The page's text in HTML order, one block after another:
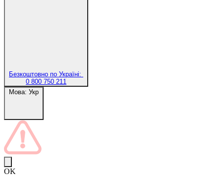
Безкоштовно по Україні:
0 800 750 211
Мова: Укр
OK